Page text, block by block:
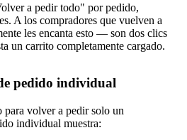
a pedir todo" por pedido,
A los compradores que vuelven a
les encanta esto — son dos clics
un carrito completamente cargado.
pedido individual
para volver a pedir solo un
individual muestra: